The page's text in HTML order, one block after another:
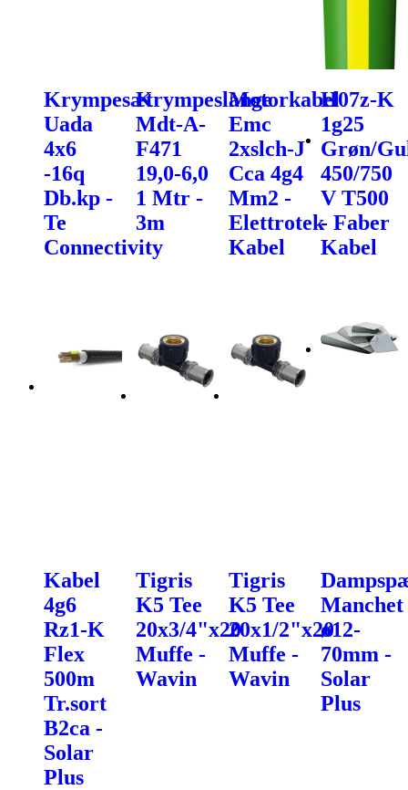
Krympesæt
Uada
4x6
-16q
Db.kp -
Te
Connectivity
Krympeslange
Mdt-A-
F471
19,0-6,0
1 Mtr -
3m
Motorkabel
Emc
2xslch-J
Cca 4g4
Mm2 -
Elettrotek
Kabel
H07z-K
1g25
Grøn/
450/750
V T500
- Faber
Kabel
Kabel
4g6
Rz1-K
Flex
500m
Tr.sort
B2ca -
Solar
Plus
Tigris
K5 Tee
20x3/4"x20
Muffe -
Wavin
Tigris
K5 Tee
20x1/2"x20
Muffe -
Wavin
Manchet
ø12-
70mm -
Solar
Plus